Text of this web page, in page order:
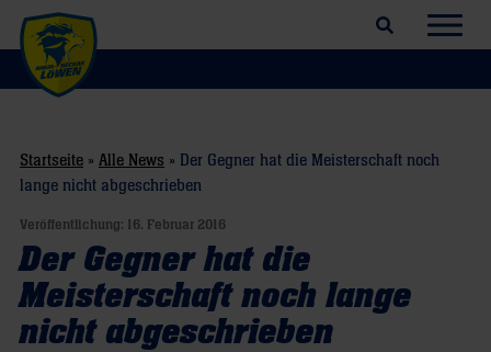
Suchfeld öffnen
Startseite » Alle News » Der Gegner hat die Meisterschaft noch
lange nicht abgeschrieben
Veröffentlichung: 16. Februar 2016
Der Gegner hat die
Meisterschaft noch lange
nicht abgeschrieben